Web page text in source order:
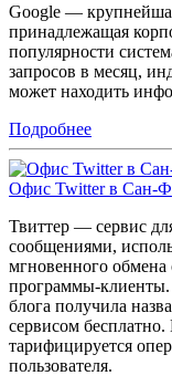
Google —
принадлежащая
популярности
запросов в месяц,
может находить
Подробнее
Офис Twitter в Сан-
Твиттер — сервис
сообщениями,
мгновенного
программы-клиенты.
блога получила
сервисом
тарифицируется
пользователя.